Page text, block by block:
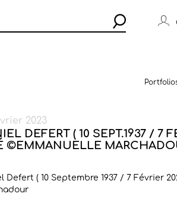
2023
DEFERT ( 10 SEPT.1937 / 7
©EMMANUELLE
Defert ( 10 Septembre 1937 / 7 Février